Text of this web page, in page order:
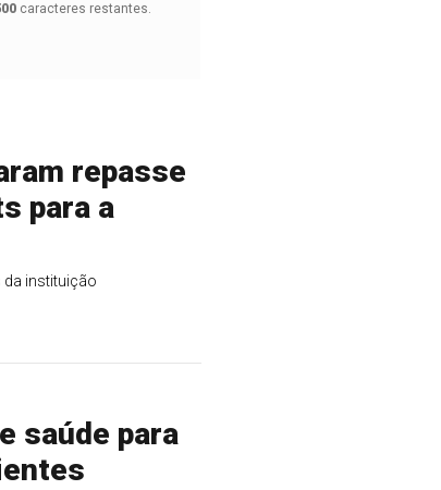
caracteres restantes.
repasse
para a
instituição
saúde para